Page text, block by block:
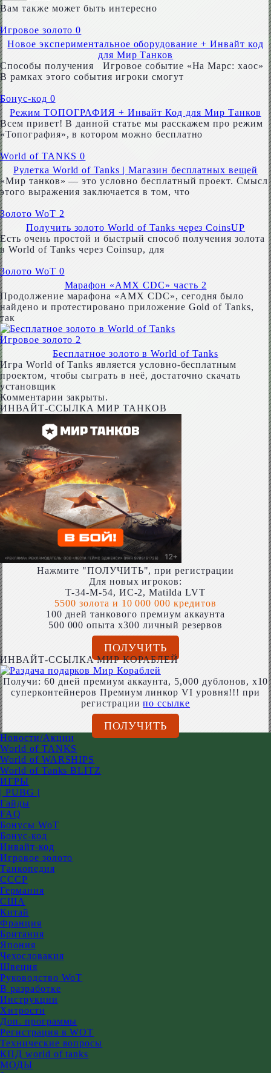
Вам также может быть интересно
Игровое золото 0
Новое экспериментальное оборудование + Инвайт код
для Мир Танков
Способы получения Игровое событие «На Марс: хаос»
В рамках этого события игроки смогут
Бонус-код 0
Режим ТОПОГРАФИЯ + Инвайт Код для Мир Танков
Всем привет! В данной статье мы расскажем про режим
«Топография», в котором можно бесплатно
World of TANKS 0
Рулетка World of Tanks | Магазин бесплатных вещей
«Мир танков» — это условно бесплатный проект. Смысл
этого выражения заключается в том, что
Золото WoT 2
Получить золото World of Tanks через CoinsUP
Есть очень простой и быстрый способ получения золота
в World of Tanks через Coinsup, для
Золото WoT 0
Марафон «AMX CDC» часть 2
Продолжение марафона «AMX CDC», сегодня было
найдено и протестировано приложение Gold of Tanks,
так
Игровое золото 2
Бесплатное золото в World of Tanks
Игра World of Tanks является условно-бесплатным
проектом, чтобы сыграть в неё, достаточно скачать
установщик
Комментарии закрыты.
ИНВАЙТ-ССЫЛКА МИР ТАНКОВ
Нажмите "ПОЛУЧИТЬ", при регистрации
Для новых игроков:
T-34-M-54, ИС-2, Matilda LVT
5500 золота и 10 000 000 кредитов
100 дней танкового премиум аккаунта
500 000 опыта x300 личный резервов
ПОЛУЧИТЬ
ИНВАЙТ-ССЫЛКА МИР КОРАБЛЕЙ
Получи: 60 дней премиум аккаунта, 5,000 дублонов, x10
суперконтейнеров Премиум линкор VI уровня!!! при
регистрациипо ссылке
ПОЛУЧИТЬ
Новости/Акции
World of TANKS
World of WARSHIPS
World of Tanks BLITZ
ИГРЫ
| PUBG |
Гайды
FAQ
Бонусы WoT
Бонус-код
Инвайт-код
Игровое золото
Танкопедия
СССР
Германия
США
Китай
Франция
Британия
Япония
Чехословакия
Швеция
Руководство WoT
В разработке
Инструкции
Хитрости
Доп. программы
Регистрация в WOT
Технические вопросы
КПД world of tanks
МОДЫ